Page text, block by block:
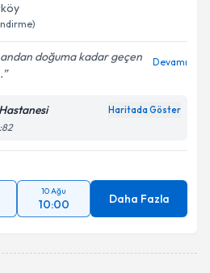
doğuma kadar geçen
Devamı
Haritada Göster
10 Ağu
10:00 Daha Fazla